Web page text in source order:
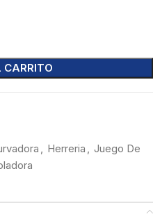
CARRITO
Herreria
Juego De